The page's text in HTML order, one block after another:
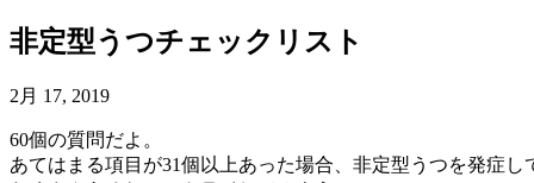
非定型うつチェックリスト
2月 17, 2019
60個の質問だよ。
あてはまる項目が31個以上あった場合、非定型うつを発症し